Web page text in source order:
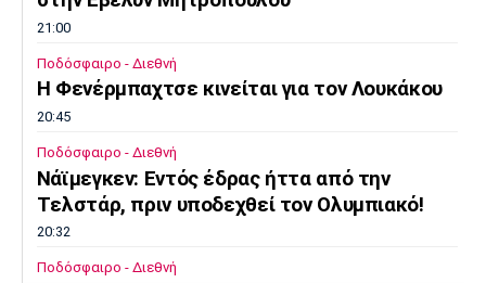
21:00
Ποδόσφαιρο - Διεθνή
Η Φενέρμπαχτσε κινείται για τον Λουκάκου
20:45
Ποδόσφαιρο - Διεθνή
Νάϊμεγκεν: Εντός έδρας ήττα από την
Tελστάρ, πριν υποδεχθεί τον Ολυμπιακό!
20:32
Ποδόσφαιρο - Διεθνή